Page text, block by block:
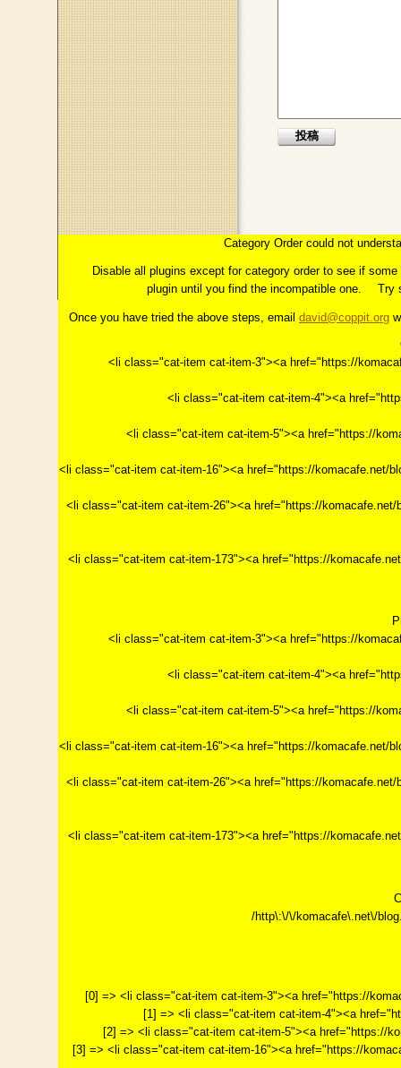
Category Order could not
Disable all plugins except for category order to see if
plugin until you find the incompatible one.
Try
Once you have tried the above steps, email david@coppit.org
<li class="cat-item cat-item-3"><a href="https://
<li class="cat-item cat-item-4"><a
<li class="cat-item cat-item-5"><a href="https://
<li class="cat-item cat-item-16"><a href="https://komacafe.net/
<li class="cat-item cat-item-26"><a href="https://
<li class="cat-item cat-item-173"><a href="https://
<li class="cat-item cat-item-3"><a href="https://
<li class="cat-item cat-item-4"><a
<li class="cat-item cat-item-5"><a href="https://
<li class="cat-item cat-item-16"><a href="https://komacafe.net/
<li class="cat-item cat-item-26"><a href="https://
<li class="cat-item cat-item-173"><a href="https://
/http\:\/\/komacafe\.net\/
[0] => <li class="cat-item cat-item-3"><a href="https://
[1] => <li class="cat-item cat-item-4"><a
[2] => <li class="cat-item cat-item-5"><a href="https://
[3] => <li class="cat-item cat-item-16"><a href="https://
はじめに
第１章「イメージ」とは